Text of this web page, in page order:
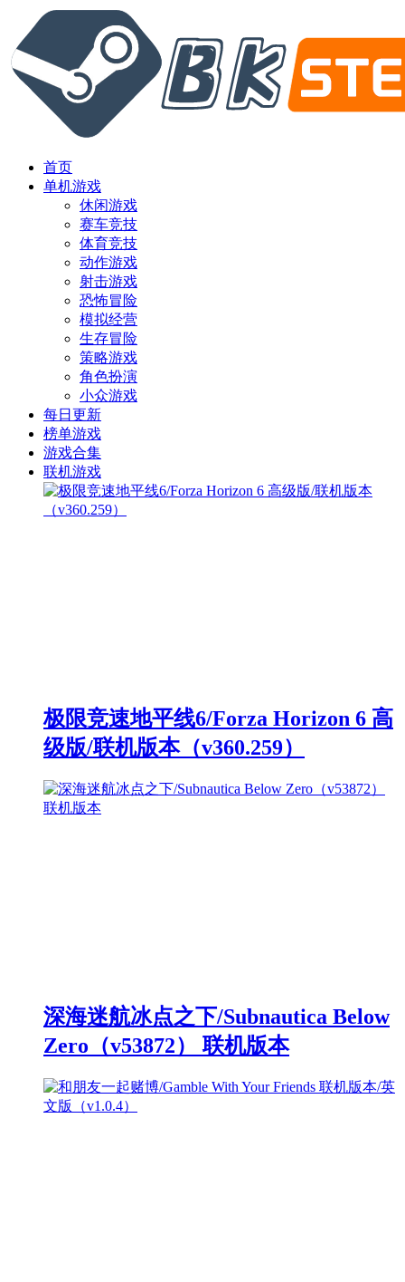
首页
单机游戏
休闲游戏
赛车竞技
体育竞技
动作游戏
射击游戏
恐怖冒险
模拟经营
生存冒险
策略游戏
角色扮演
小众游戏
每日更新
榜单游戏
游戏合集
联机游戏
极限竞速地平线6/Forza Horizon 6 高
级版/联机版本（v360.259）
深海迷航冰点之下/Subnautica Below
Zero（v53872） 联机版本